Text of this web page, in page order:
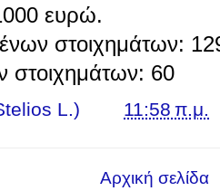
ευρώ.
στοιχημάτων:
στοιχημάτων: 60
L.) 11:58 π.μ.
Αρχική σελίδα